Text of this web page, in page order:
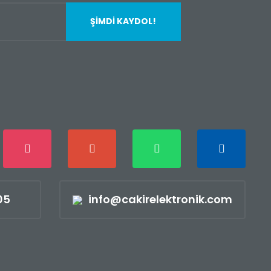
ŞİMDİ KAYDOL!
info@cakirelektronik.com